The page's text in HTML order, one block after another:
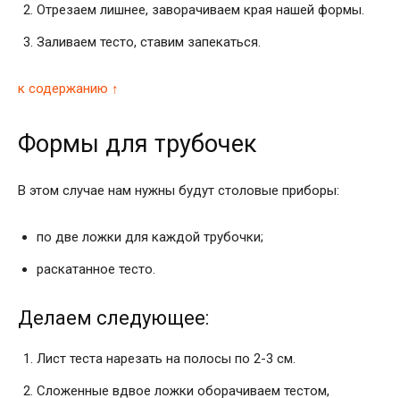
Отрезаем лишнее, заворачиваем края нашей формы.
Заливаем тесто, ставим запекаться.
к содержанию ↑
Формы для трубочек
В этом случае нам нужны будут столовые приборы:
по две ложки для каждой трубочки;
раскатанное тесто.
Делаем следующее:
Лист теста нарезать на полосы по 2-3 см.
Сложенные вдвое ложки оборачиваем тестом,